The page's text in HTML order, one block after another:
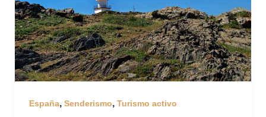
España, Senderismo, Turismo activo